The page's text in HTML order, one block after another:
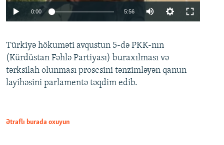
Auto 240p 360p 480p
720p 1080p
0:00 5:56
360p
480p
Türkiyə hökuməti avqustun 5-də PKK-nın
(Kürdüstan Fəhlə Partiyası) buraxılması və
tərksilah olunması prosesini tənzimləyən qanun
layihəsini parlamentə təqdim edib.
Ətraflı burada oxuyun